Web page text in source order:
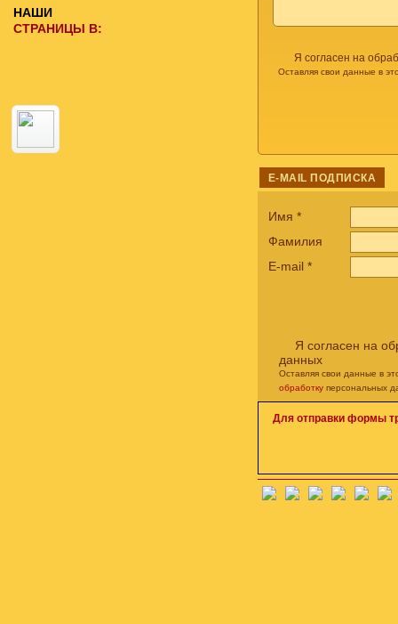
Я согласен на
Оставляя свои данные в
E-MAIL ПОДПИСКА
Имя *
Фамилия
E-mail *
Я согласен на
данных
Оставляя свои данные в
обработку персональных
Для отправки формы
НАШИ
СТРАНИЦЫ В: